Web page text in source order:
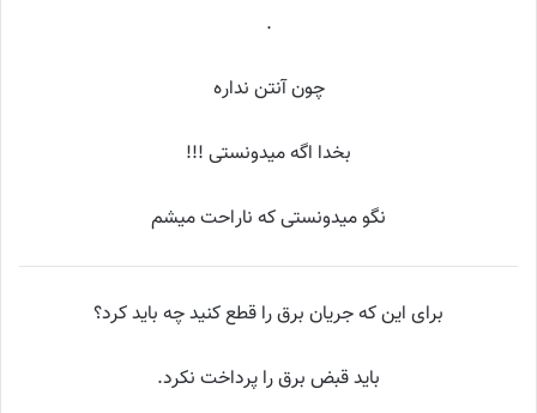
.
ﭼﻮﻥ ﺁﻧﺘﻦ ﻧﺪﺍﺭﻩ
ﺑﺨﺪﺍ ﺍﮔﻪ ﻣﯿﺪﻭنستی !!!
ﻧﮕﻮ ﻣﻴﺪﻭنستی ﮐﻪ ﻧﺎﺭﺍﺣﺖ ﻣﻴﺸﻢ
برای این که جریان برق را قطع کنید چه باید کرد؟
باید قبض برق را پرداخت نکرد.